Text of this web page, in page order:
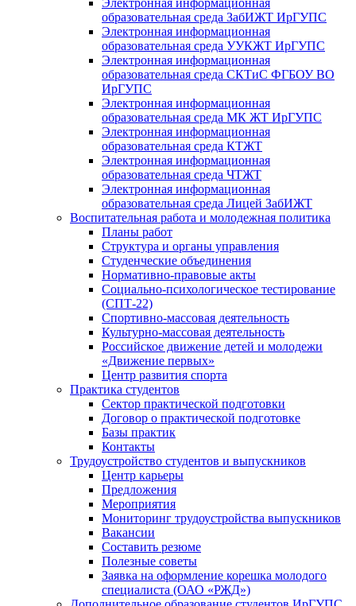
Электронная информационная
образовательная среда ЗабИЖТ ИрГУПС
Электронная информационная
образовательная среда УУКЖТ ИрГУПС
Электронная информационная
образовательная среда СКТиС ФГБОУ ВО
ИрГУПС
Электронная информационная
образовательная среда МК ЖТ ИрГУПС
Электронная информационная
образовательная среда КТЖТ
Электронная информационная
образовательная среда ЧТЖТ
Электронная информационная
образовательная среда Лицей ЗабИЖТ
Воспитательная работа и молодежная политика
Планы работ
Структура и органы управления
Студенческие объединения
Нормативно-правовые акты
Социально-психологическое тестирование
(СПТ-22)
Спортивно-массовая деятельность
Культурно-массовая деятельность
Российское движение детей и молодежи
«Движение первых»
Центр развития спорта
Практика студентов
Сектор практической подготовки
Договор о практической подготовке
Базы практик
Контакты
Трудоустройство студентов и выпускников
Центр карьеры
Предложения
Мероприятия
Мониторинг трудоустройства выпускников
Вакансии
Составить резюме
Полезные советы
Заявка на оформление корешка молодого
специалиста (ОАО «РЖД»)